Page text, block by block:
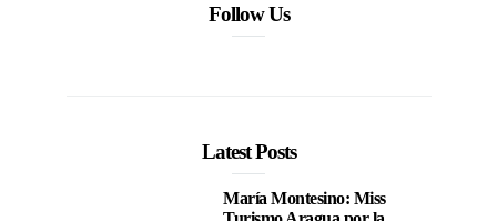
Follow Us
Latest Posts
María Montesino: Miss